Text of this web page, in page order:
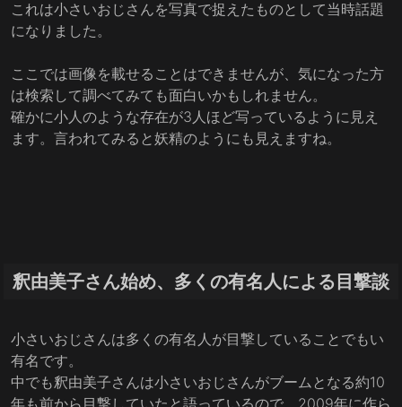
これは小さいおじさんを写真で捉えたものとして当時話題
になりました。
ここでは画像を載せることはできませんが、気になった方
は検索して調べてみても面白いかもしれません。
確かに小人のような存在が3人ほど写っているように見え
ます。言われてみると妖精のようにも見えますね。
釈由美子さん始め、多くの有名人による目撃談
小さいおじさんは多くの有名人が目撃していることでもい
有名です。
中でも釈由美子さんは小さいおじさんがブームとなる約10